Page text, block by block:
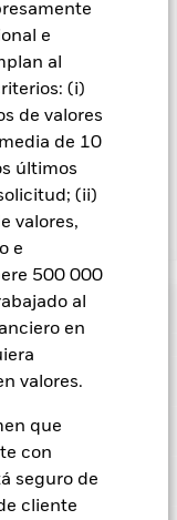
e
al
(i)
de valores
de 10
últimos
(ii)
valores,
e
500 000
al
en
valores.
que
con
seguro de
cliente
el 62,5% de
37,5% restante se
de préstamo de
por préstamos
del
corrientes.
Fund
de interés y/o los
rebajas de la
los títulos de renta
variable se
están los
EUR 217.660.405
10 abr 2015